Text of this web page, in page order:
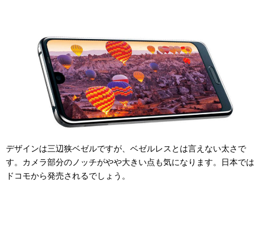
デザインは三辺狭ベゼルですが、ベゼルレスとは言えない太さで
す。カメラ部分のノッチがやや大きい点も気になります。日本では
ドコモから発売されるでしょう。